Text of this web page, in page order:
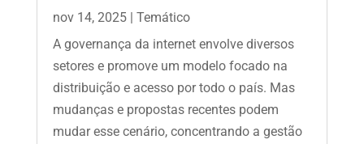
nov 14, 2025| Temático
A governança da internet envolve diversos
setores e promove um modelo focado na
distribuição e acesso por todo o país. Mas
mudanças e propostas recentes podem
mudar esse cenário, concentrando a gestão